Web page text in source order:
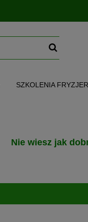
SZKOLENIA
Nie wiesz jak